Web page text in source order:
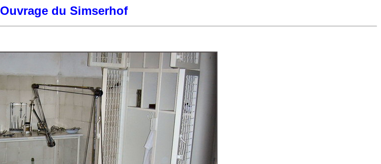
Ouvrage du Simserhof